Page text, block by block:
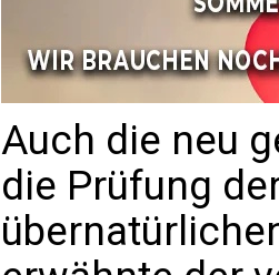
Auch die neu
die Prüfung